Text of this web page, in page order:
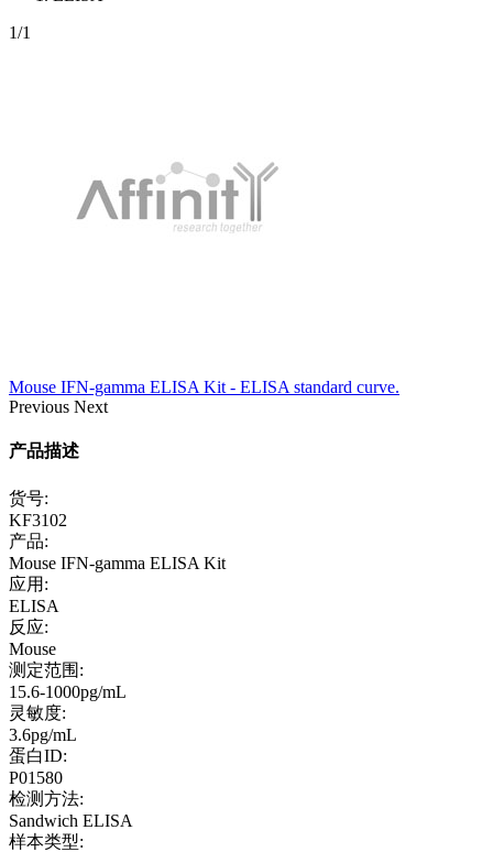
1/1
Mouse IFN-gamma ELISA Kit - ELISA standard curve.
Previous Next
产品描述
货号:
KF3102
产品:
Mouse IFN-gamma ELISA Kit
应用:
ELISA
反应:
Mouse
测定范围:
15.6-1000pg/mL
灵敏度:
3.6pg/mL
蛋白ID:
P01580
检测方法:
Sandwich ELISA
样本类型: